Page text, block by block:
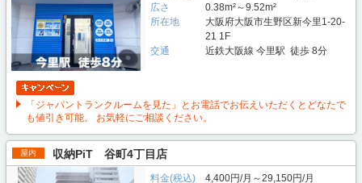
広さ
0.38m²～9.52m²
所在地
大阪府大阪市生野区新今里1-20-
21 1F
交通
近鉄大阪線 今里駅 徒歩 8分
「ジャパントランクルームを見た」とお電話でお伝えいただくとどなたで
も値引き可能。 お気軽にご相談ください。
屋内 収納PiT 谷町4丁目店
料金(税込) 4,400円/月～29,150円/月